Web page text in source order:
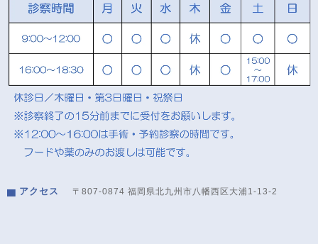
アクセス 〒807-0874 福岡県北九州市八幡西区大浦1-13-2